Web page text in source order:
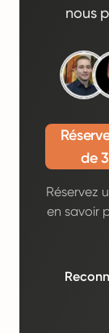
nous
de
Réservez
en savoir